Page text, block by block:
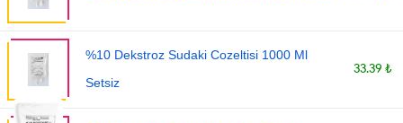
%10 Dekstroz Sudaki Cozeltisi 1000 Ml
Setsiz
33.39 ₺